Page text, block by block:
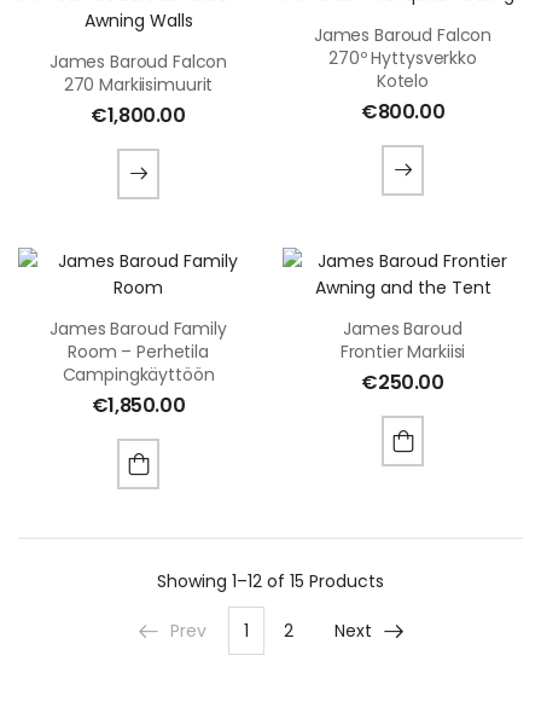
James Baroud Falcon
270 Markiisimuurit
€1,800.00
James Baroud Falcon
270º Hyttysverkko
Kotelo
€800.00
James Baroud Family
Room – Perhetila
Campingkäyttöön
€1,850.00
James Baroud
Frontier Markiisi
€250.00
Showing 1–12 of 15 Products
Prev 1 2 Next